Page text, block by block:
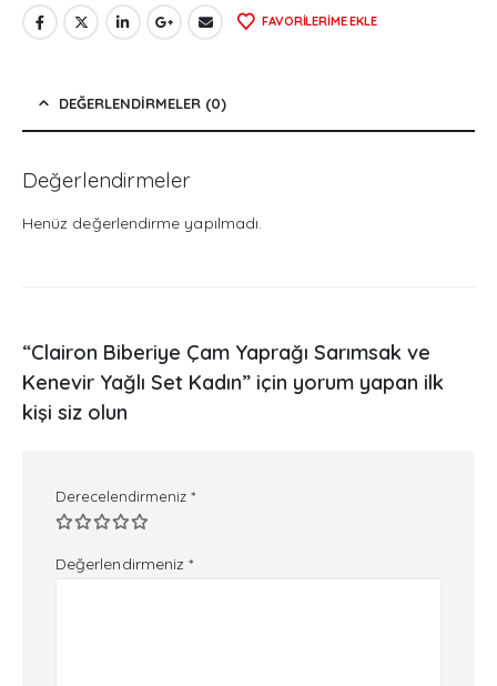
FAVORILERIME EKLE
DEĞERLENDIRMELER (0)
Değerlendirmeler
Henüz değerlendirme yapılmadı.
“Clairon Biberiye Çam Yaprağı Sarımsak ve
Kenevir Yağlı Set Kadın” için yorum yapan ilk
kişi siz olun
Derecelendirmeniz *
Değerlendirmeniz*